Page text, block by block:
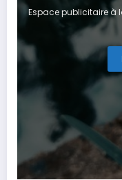
Espace publicitaire à